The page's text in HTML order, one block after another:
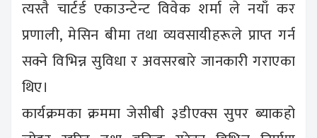
त्यस्तै चार्टर्ड एकाउन्टेन्ट विवेक शर्मा ले नयाँ कर
प्रणाली, मेसिन बीमा तथा व्यवसायीहरूले प्राप्त गर्न
सक्ने विभिन्न सुविधा र अवसरबारे जानकारी गराएका
थिए।
कार्यक्रमका क्रममा जेसीबी ३डीएक्स सुपर ब्याकहो